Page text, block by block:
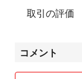
取引の評価
コメント